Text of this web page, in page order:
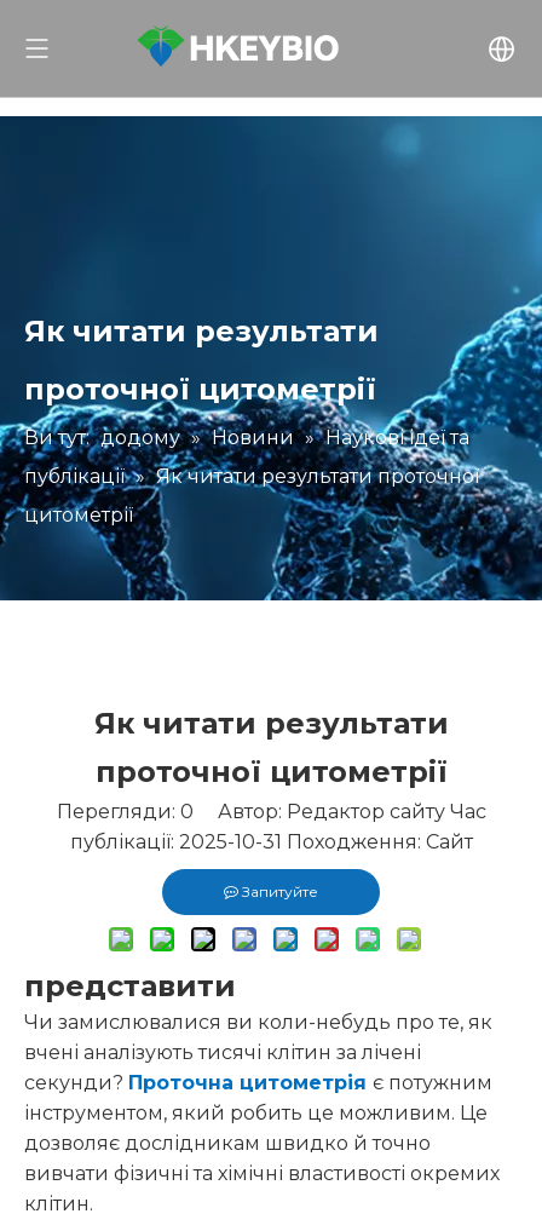
Як читати результати
проточної цитометрії
Ви тут: додому » Новини » Наукові ідеї та
публікації » Як читати результати проточної
цитометрії
Як читати результати
проточної цитометрії
Перегляди: 0 Автор: Редактор сайту Час
публікації: 2025-10-31 Походження: Сайт
Запитуйте
представити
Чи замислювалися ви коли-небудь про те, як
вчені аналізують тисячі клітин за лічені
секунди? Проточна цитометрія є потужним
інструментом, який робить це можливим. Це
дозволяє дослідникам швидко й точно
вивчати фізичні та хімічні властивості окремих
клітин.